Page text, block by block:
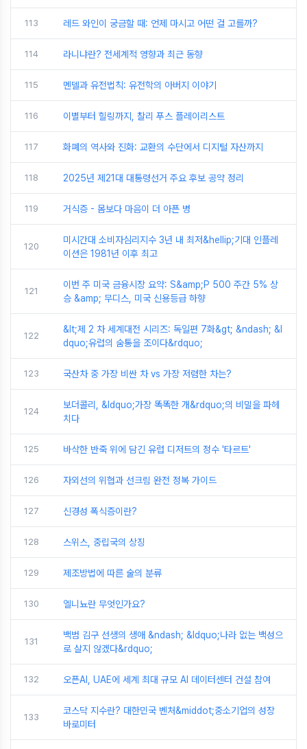
113 레드 와인이 궁금할 때: 언제 마시고 어떤 걸 고를까?
114 라니냐란? 전세계적 영향과 최근 동향
115 멘델과 유전법칙: 유전학의 아버지 이야기
116 이별부터 힐링까지, 찰리 푸스 플레이리스트
117 화폐의 역사와 진화: 교환의 수단에서 디지털 자산까지
118 2025년 제21대 대통령선거 주요 후보 공약 정리
119 거식증 - 몸보다 마음이 더 아픈 병
120
미시간대 소비자심리지수 3년 내 최저&hellip;기대 인플레
이션은 1981년 이후 최고
121
이번 주 미국 금융시장 요약: S&amp;P 500 주간 5% 상
승 &amp; 무디스, 미국 신용등급 하향
122
&lt;제 2 차 세계대전 시리즈: 독일편 7화&gt; &ndash; &l
dquo;유럽의 숨통을 조이다&rdquo;
123 국산차 중 가장 비싼 차 vs 가장 저렴한 차는?
124
보더콜리, &ldquo;가장 똑똑한 개&rdquo;의 비밀을 파헤
치다
125 바삭한 반죽 위에 담긴 유럽 디저트의 정수 '타르트'
126 자외선의 위협과 선크림 완전 정복 가이드
127 신경성 폭식증이란?
128 스위스, 중립국의 상징
129 제조방법에 따른 술의 분류
130 엘니뇨란 무엇인가요?
131
백범 김구 선생의 생애 &ndash; &ldquo;나라 없는 백성으
로 살지 않겠다&rdquo;
132 오픈AI, UAE에 세계 최대 규모 AI 데이터센터 건설 참여
133
코스닥 지수란? 대한민국 벤처&middot;중소기업의 성장
바로미터